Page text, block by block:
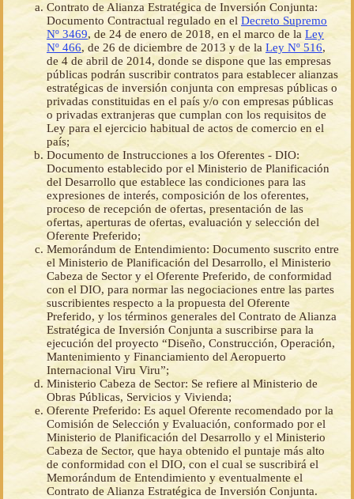
Contrato de Alianza Estratégica de Inversión Conjunta:
Documento Contractual regulado en el Decreto Supremo
Nº 3469, de 24 de enero de 2018, en el marco de la Ley
Nº 466, de 26 de diciembre de 2013 y de la Ley Nº 516,
de 4 de abril de 2014, donde se dispone que las empresas
públicas podrán suscribir contratos para establecer alianzas
estratégicas de inversión conjunta con empresas públicas o
privadas constituidas en el país y/o con empresas públicas
o privadas extranjeras que cumplan con los requisitos de
Ley para el ejercicio habitual de actos de comercio en el
país;
Documento de Instrucciones a los Oferentes - DIO:
Documento establecido por el Ministerio de Planificación
del Desarrollo que establece las condiciones para las
expresiones de interés, composición de los oferentes,
proceso de recepción de ofertas, presentación de las
ofertas, aperturas de ofertas, evaluación y selección del
Oferente Preferido;
Memorándum de Entendimiento: Documento suscrito entre
el Ministerio de Planificación del Desarrollo, el Ministerio
Cabeza de Sector y el Oferente Preferido, de conformidad
con el DIO, para normar las negociaciones entre las partes
suscribientes respecto a la propuesta del Oferente
Preferido, y los términos generales del Contrato de Alianza
Estratégica de Inversión Conjunta a suscribirse para la
ejecución del proyecto “Diseño, Construcción, Operación,
Mantenimiento y Financiamiento del Aeropuerto
Internacional Viru Viru”;
Ministerio Cabeza de Sector: Se refiere al Ministerio de
Obras Públicas, Servicios y Vivienda;
Oferente Preferido: Es aquel Oferente recomendado por la
Comisión de Selección y Evaluación, conformado por el
Ministerio de Planificación del Desarrollo y el Ministerio
Cabeza de Sector, que haya obtenido el puntaje más alto
de conformidad con el DIO, con el cual se suscribirá el
Memorándum de Entendimiento y eventualmente el
Contrato de Alianza Estratégica de Inversión Conjunta.